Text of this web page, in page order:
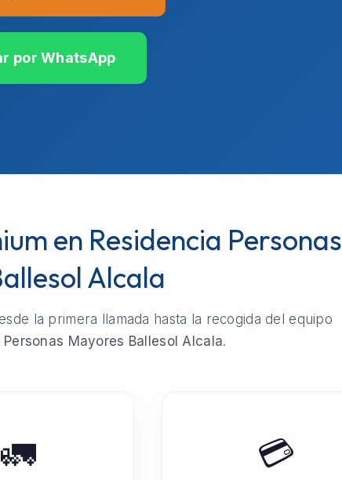
por WhatsApp
en Residencia Personas
Alcala
la primera llamada hasta la recogida del equipo
Personas Mayores Ballesol Alcala.
🚛 💳